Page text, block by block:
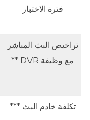
فترة الاختبار
تراخيص البث المباشر
مع وظيفة DVR **
تكلفة خادم البث ***